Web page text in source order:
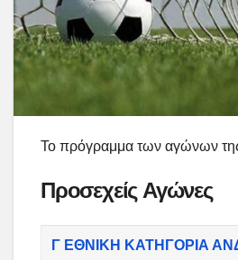
Το πρόγραμμα των αγώνων
Προσεχείς Αγώνες
Γ ΕΘΝΙΚΗ ΚΑΤΗΓΟΡΙΑ